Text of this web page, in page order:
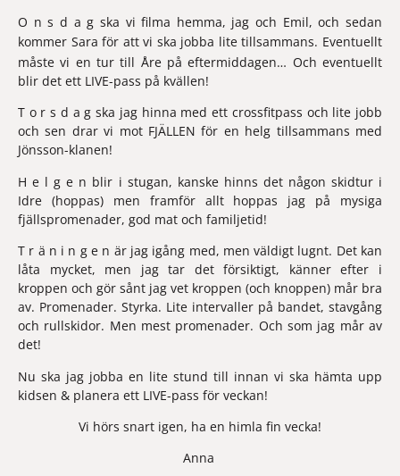
O n s d a g ska vi filma hemma, jag och Emil, och sedan
kommer Sara för att vi ska jobba lite tillsammans. Eventuellt
måste vi en tur till Åre på eftermiddagen… Och eventuellt
blir det ett LIVE-pass på kvällen!
T o r s d a g ska jag hinna med ett crossfitpass och lite jobb
och sen drar vi mot FJÄLLEN för en helg tillsammans med
Jönsson-klanen!
H e l g e n blir i stugan, kanske hinns det någon skidtur i
Idre (hoppas) men framför allt hoppas jag på mysiga
fjällspromenader, god mat och familjetid!
T r ä n i n g e n är jag igång med, men väldigt lugnt. Det kan
låta mycket, men jag tar det försiktigt, känner efter i
kroppen och gör sånt jag vet kroppen (och knoppen) mår bra
av. Promenader. Styrka. Lite intervaller på bandet, stavgång
och rullskidor. Men mest promenader. Och som jag mår av
det!
Nu ska jag jobba en lite stund till innan vi ska hämta upp
kidsen & planera ett LIVE-pass för veckan!
Vi hörs snart igen, ha en himla fin vecka!
Anna